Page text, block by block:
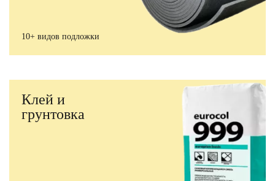
10+ видов подложки
Клей и
грунтовка